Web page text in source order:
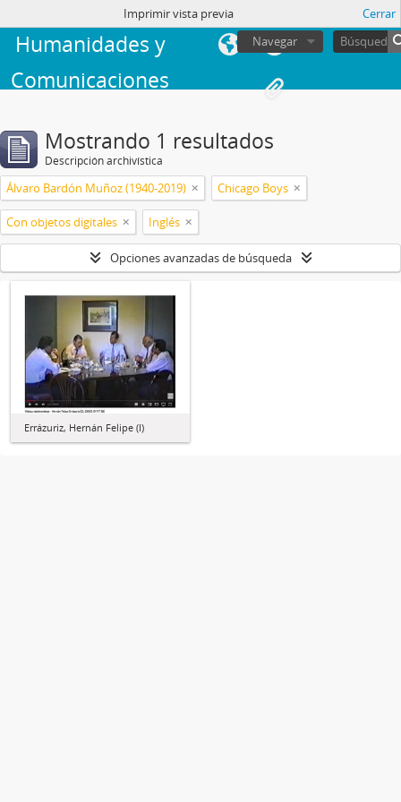
Facultad de
Humanidades y
Comunicaciones
sesión
Navegar
Imprimir vista previa Cerrar
Mostrando 1 resultados
Descripción archivística
Álvaro Bardón Muñoz (1940-2019) Chicago Boys
Con objetos digitales Inglés
Opciones avanzadas de búsqueda
Errázuriz, Hernán Felipe (I)